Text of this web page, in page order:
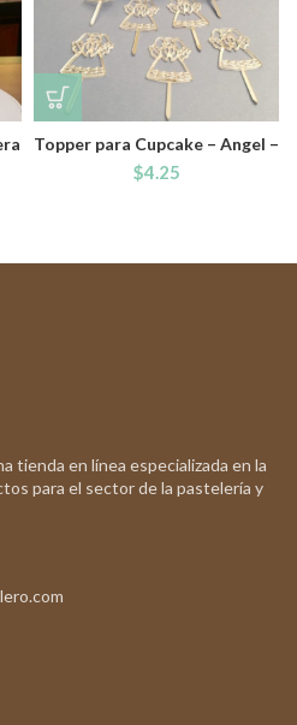
Topper para Cupcake – Angel –
$4.25
tienda en línea especializada en la
para el sector de la pastelería y